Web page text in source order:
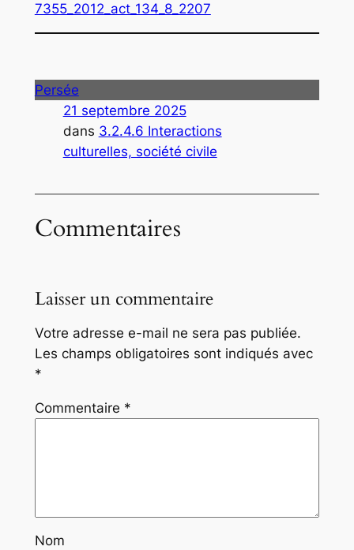
7355_2012_act_134_8_2207
Persée
21 septembre 2025
dans 3.2.4.6 Interactions
culturelles, société civile
Commentaires
Laisser un commentaire
Votre adresse e-mail ne sera pas publiée.
Les champs obligatoires sont indiqués avec
*
Commentaire *
Nom